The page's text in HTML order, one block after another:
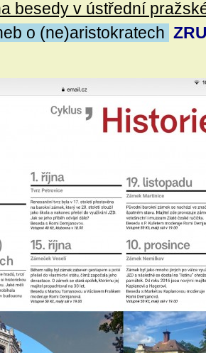
besedy v ústřední
o (ne)aristokratech